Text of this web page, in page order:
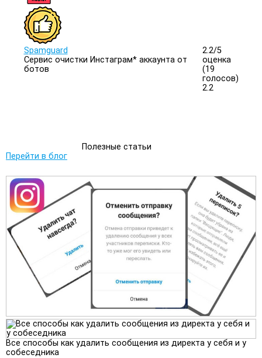
Spamguard
Сервис очистки Инстаграм* аккаунта от
ботов
2.2/5
оценка
(19
голосов)
2.2
Полезные статьи
Перейти в блог
Все способы как удалить сообщения из директа у себя и у
собеседника